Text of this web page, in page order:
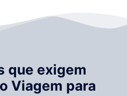
que exigem
Viagem para